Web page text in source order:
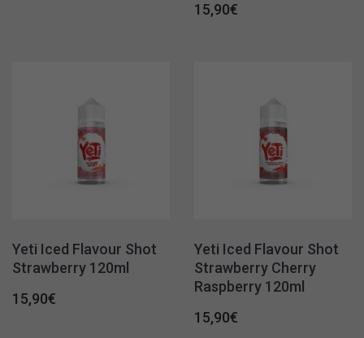
15,90€
Yeti Iced Flavour Shot
Strawberry 120ml
15,90€
Yeti Iced Flavour Shot
Strawberry Cherry
Raspberry 120ml
15,90€